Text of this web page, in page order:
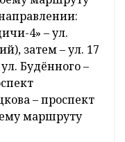
4» – ул.
затем – ул. 17
Будённого –
– проспект
маршруту